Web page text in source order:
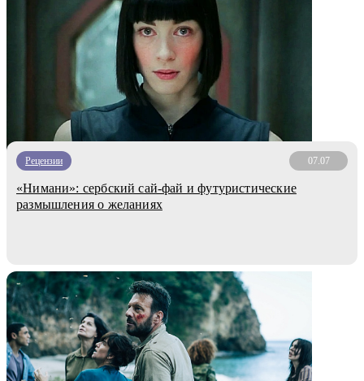
Рецензии 07.07
«Нимани»: сербский сай-фай и футуристические
размышления о желаниях